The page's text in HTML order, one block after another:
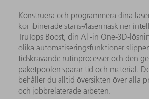
Konstruera och programmera dina
kombinerade stans-/lasermaskiner
TruTops Boost, din All-in One-3D-
olika automatiseringsfunktioner
tidskrävande rutinprocesser och den
paketpoolen sparar tid och material.
behåller du alltid översikten över alla
och jobbrelaterade arbeten.